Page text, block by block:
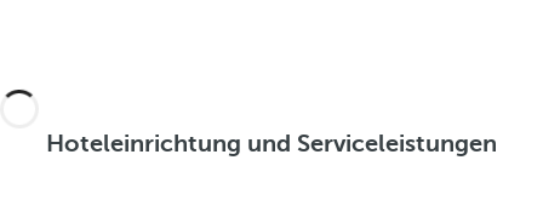
Hoteleinrichtung und Serviceleistungen